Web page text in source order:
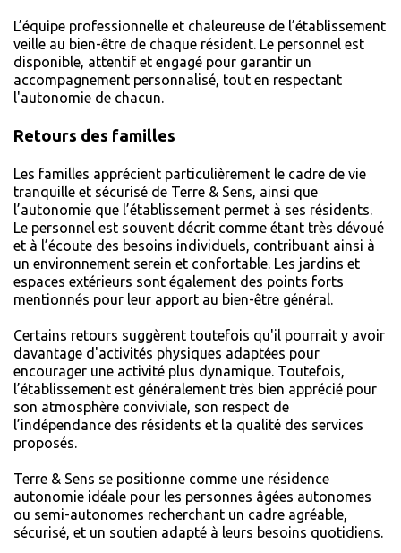
L’équipe professionnelle et chaleureuse de l’établissement
veille au bien-être de chaque résident. Le personnel est
disponible, attentif et engagé pour garantir un
accompagnement personnalisé, tout en respectant
l'autonomie de chacun.
Retours des familles
Les familles apprécient particulièrement le cadre de vie
tranquille et sécurisé de Terre & Sens, ainsi que
l’autonomie que l’établissement permet à ses résidents.
Le personnel est souvent décrit comme étant très dévoué
et à l’écoute des besoins individuels, contribuant ainsi à
un environnement serein et confortable. Les jardins et
espaces extérieurs sont également des points forts
mentionnés pour leur apport au bien-être général.
Certains retours suggèrent toutefois qu'il pourrait y avoir
davantage d'activités physiques adaptées pour
encourager une activité plus dynamique. Toutefois,
l’établissement est généralement très bien apprécié pour
son atmosphère conviviale, son respect de
l’indépendance des résidents et la qualité des services
proposés.
Terre & Sens se positionne comme une résidence
autonomie idéale pour les personnes âgées autonomes
ou semi-autonomes recherchant un cadre agréable,
sécurisé, et un soutien adapté à leurs besoins quotidiens.